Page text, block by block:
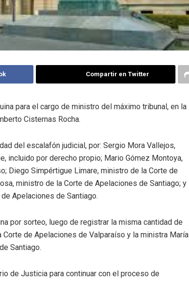
Compartir en Twitter
para el cargo de ministro del máximo tribunal, en la
Cisternas Rocha.
del escalafón judicial, por: Sergio Mora Vallejos,
incluido por derecho propio; Mario Gómez Montoya,
Diego Simpértigue Limare, ministro de la Corte de
ministro de la Corte de Apelaciones de Santiago; y
Apelaciones de Santiago.
por sorteo, luego de registrar la misma cantidad de
de Apelaciones de Valparaíso y la ministra María
Santiago.
de Justicia para continuar con el proceso de